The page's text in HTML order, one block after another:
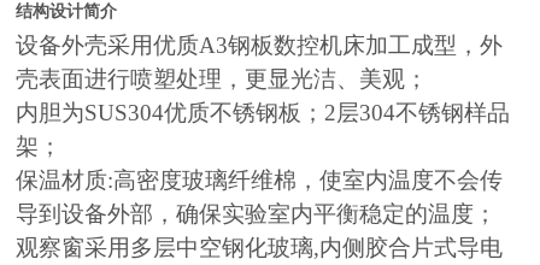
结构设计简介
设备外壳采用优质A3钢板数控机床加工成型，外
壳表面进行喷塑处理，更显光洁、美观；
内胆为SUS304优质不锈钢板；2层304不锈钢样品
架；
保温材质:高密度玻璃纤维棉，使室内温度不会传
导到设备外部，确保实验室内平衡稳定的温度；
观察窗采用多层中空钢化玻璃,内侧胶合片式导电